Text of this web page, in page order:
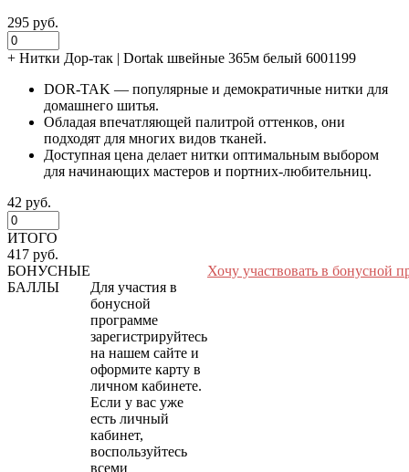
295 руб.
+ Нитки Дор-так | Dortak швейные 365м белый 6001199
DOR-TAK — популярные и демократичные нитки для
домашнего шитья.
Обладая впечатляющей палитрой оттенков, они
подходят для многих видов тканей.
Доступная цена делает нитки оптимальным выбором
для начинающих мастеров и портних-любительниц.
42 руб.
ИТОГО
417 руб.
БОНУСНЫЕ
БАЛЛЫ
Для участия в
бонусной
программе
зарегистрируйтесь
на нашем сайте и
оформите карту в
личном кабинете.
Если у вас уже
есть личный
кабинет,
воспользуйтесь
всеми
Хочу участвовать в бонусной